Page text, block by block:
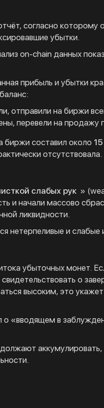
согласно которому
убытки.
on-chain данных
прибыль и убытки
отправили на биржи
перевели на продажу
биржи составил около
отсутствовала.
слабых рук »
и начали массово
ликвидности.
нетерпеливые и
убыточных монет.
о
высоким, это
«вводящем в